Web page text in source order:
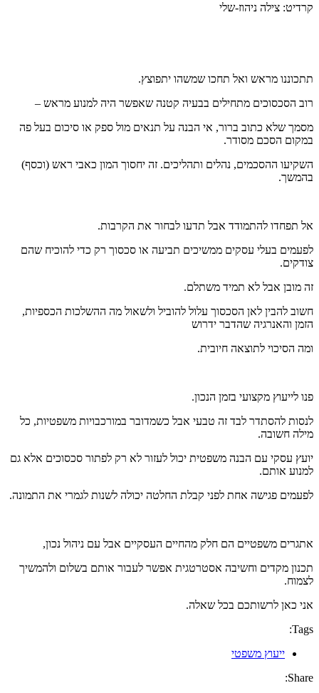
קרדיט: צילה ניהוז-שלי
תתכוננו מראש ואל תחכו שמשהו יתפוצץ.
רוב הסכסוכים מתחילים בבעיה קטנה שאפשר היה למנוע מראש –
מסמך שלא כתוב ברור, אי הבנה על תנאים מול ספק או סיכום בעל פה
במקום הסכם מסודר.
השקיעו ההסכמים, נהלים ותהליכים. זה יחסוך המון כאבי ראש (וכסף)
בהמשך.
אל תפחדו להתמודד אבל תדעו לבחור את הקרבות.
לפעמים בעלי עסקים ממשיכים תביעה או סכסוך רק כדי להוכיח שהם
צודקים.
זה מובן אבל לא תמיד משתלם.
חשוב להבין לאן הסכסוך עלול להוביל ולשאול מה ההשלכות הכספיות,
הזמן והאנרגיה שהדבר ידרוש
ומה הסיכוי לתוצאה חיובית.
פנו לייעוץ מקצועי בזמן הנכון.
לנסות להסתדר לבד זה טבעי אבל כשמדובר במורכבויות משפטיות, כל
מילה חשובה.
יועץ עסקי עם הבנה משפטית יכול לעזור לא רק לפתור סכסוכים אלא גם
למנוע אותם.
לפעמים פגישה אחת לפני קבלת החלטה יכולה לשנות לגמרי את התמונה.
אתגרים משפטיים הם חלק מהחיים העסקיים אבל עם ניהול נכון,
תכנון מקדים וחשיבה אסטרטגית אפשר לעבור אותם בשלום ולהמשיך
לצמוח.
אני כאן לרשותכם בכל שאלה.
Tags:
ייעוץ משפטי
Share: